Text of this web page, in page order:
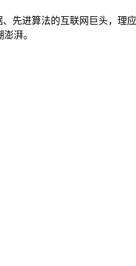
先进算法的互联网巨头，理
湃。